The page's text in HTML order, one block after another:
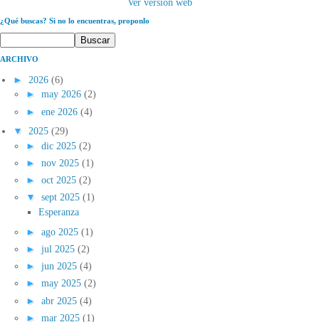
¿Qué buscas? Si no lo encuentras, proponlo
ARCHIVO
► 2026 (6)
► may 2026 (2)
► ene 2026 (4)
▼ 2025 (29)
► dic 2025 (2)
► nov 2025 (1)
► oct 2025 (2)
▼ sept 2025 (1)
Esperanza
► ago 2025 (1)
► jul 2025 (2)
► jun 2025 (4)
► may 2025 (2)
► abr 2025 (4)
► mar 2025 (1)